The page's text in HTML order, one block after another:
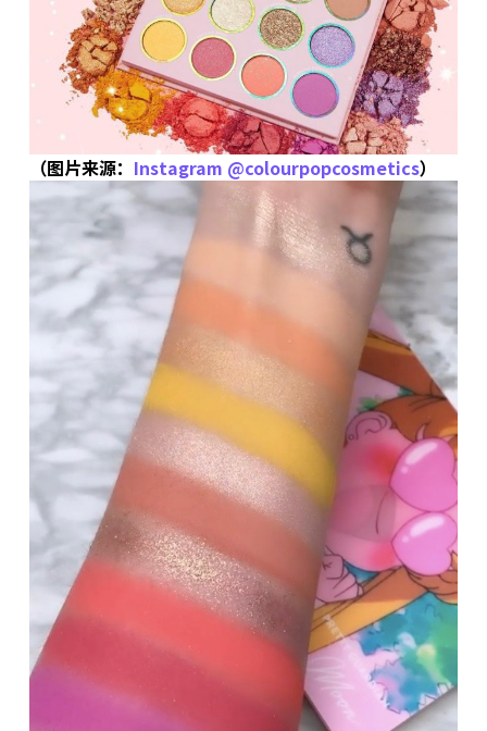
（图片来源： Instagram @colourpopcosmetics）